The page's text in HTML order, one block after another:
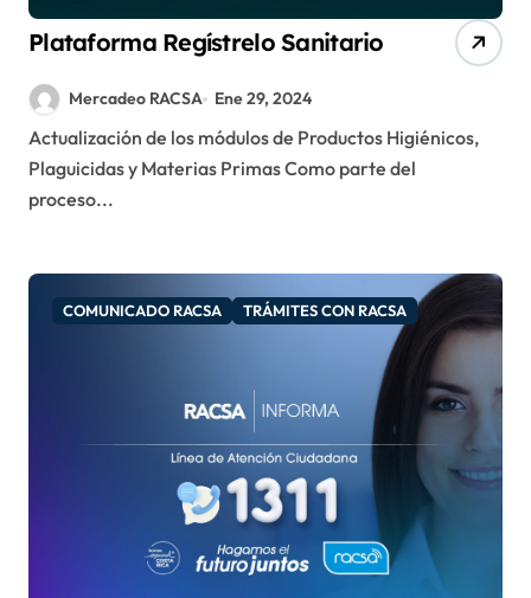
Plataforma Regístrelo Sanitario
Mercadeo RACSA Ene 29, 2024
Actualización de los módulos de Productos Higiénicos,
Plaguicidas y Materias Primas Como parte del
proceso...
COMUNICADO RACSA TRÁMITES CON RACSA